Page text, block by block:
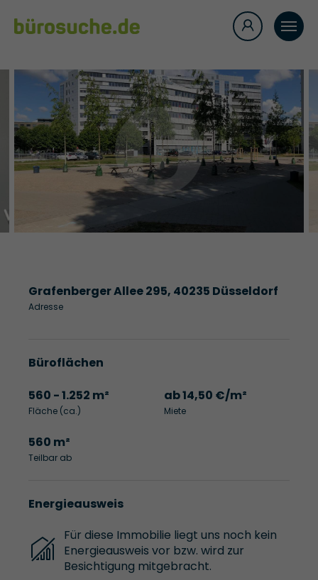
Grafenberger Allee 295, 40235 Düsseldorf
Adresse
Büroflächen
560 - 1.252 m²
Fläche (ca.)
ab 14,50 €/m²
Miete
560 m²
Teilbar ab
Energieausweis
Für diese Immobilie liegt uns noch kein
Energieausweis vor bzw. wird zur
Besichtigung mitgebracht.